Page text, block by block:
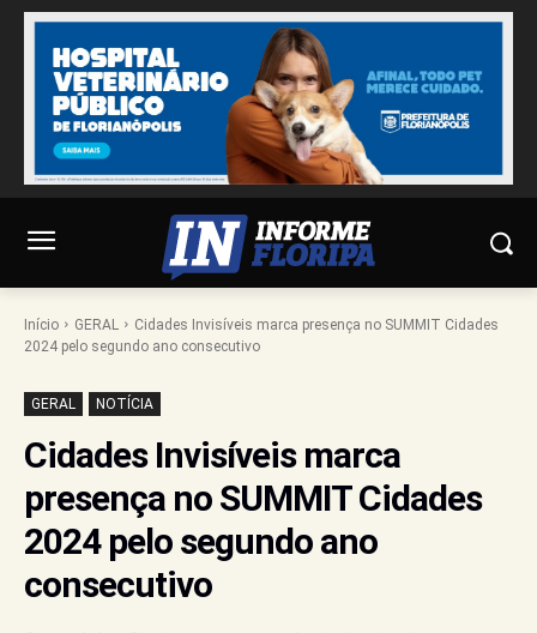
Início GERAL
Cidades Invisíveis marca presença no SUMMIT Cidades
2024 pelo segundo ano consecutivo
GERAL NOTÍCIA
Cidades Invisíveis marca
presença no SUMMIT Cidades
2024 pelo segundo ano
consecutivo